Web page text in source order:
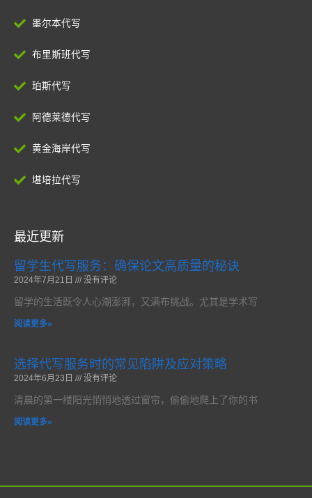
墨尔本代写
布里斯班代写
珀斯代写
阿德莱德代写
黄金海岸代写
堪培拉代写
最近更新
留学生代写服务：确保论文高质量的秘诀
2024年7月21日 没有评论
留学的生活既令人心潮澎湃，又满布挑战。尤其是学术写
阅读更多»
选择代写服务时的常见陷阱及应对策略
2024年6月23日 没有评论
清晨的第一缕阳光悄悄地透过窗帘，偷偷地爬上了你的书
阅读更多»